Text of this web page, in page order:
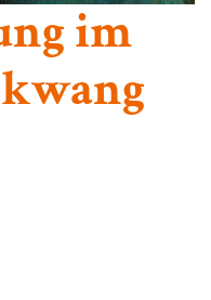
im